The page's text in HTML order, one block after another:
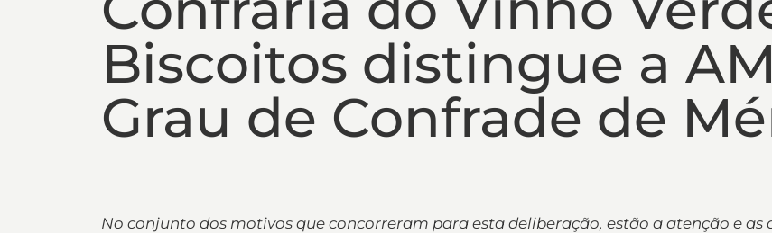
Biscoitos distingue a
Grau de Confrade de
No conjunto dos motivos que concorreram para esta deliberação, estão a atenção e as